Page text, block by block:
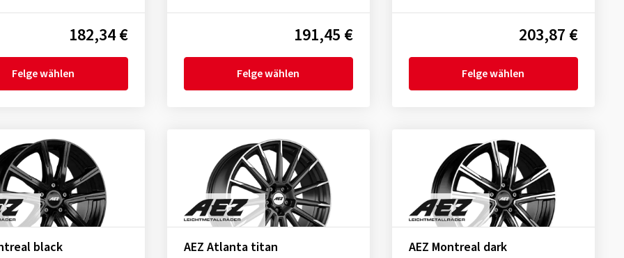
182,34 €
Felge wählen
191,45 €
Felge wählen
203,87 €
Felge wählen
black AEZ Atlanta titan AEZ Montreal dark